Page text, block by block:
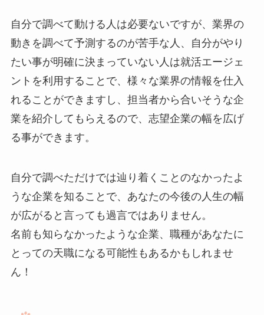
自分で調べて動ける人は必要ないですが、業界の
動きを調べて予測するのが苦手な人、自分がやり
たい事が明確に決まっていない人は就活エージェ
ントを利用することで、様々な業界の情報を仕入
れることができますし、担当者から合いそうな企
業を紹介してもらえるので、志望企業の幅を広げ
る事ができます。
自分で調べただけでは辿り着くことのなかったよ
うな企業を知ることで、あなたの今後の人生の幅
が広がると言っても過言ではありません。
名前も知らなかったような企業、職種があなたに
とっての天職になる可能性もあるかもしれませ
ん！